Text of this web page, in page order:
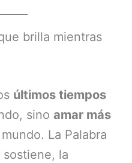
brilla mientras
últimos tiempos
sino amar más
La Palabra
la